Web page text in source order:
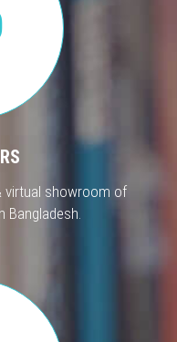
virtual showroom of
Bangladesh.